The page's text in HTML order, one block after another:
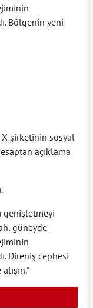
Bölgenin yeni
X şirketinin sosyal
açıklama
genişletmeyi
güneyde
Direniş cephesi